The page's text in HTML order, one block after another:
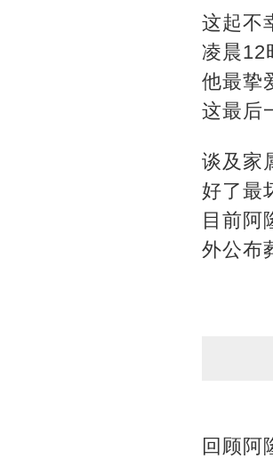
这起不
凌晨12
他最挚
这最后
谈及家
好了最
目前阿
外公布
回顾阿